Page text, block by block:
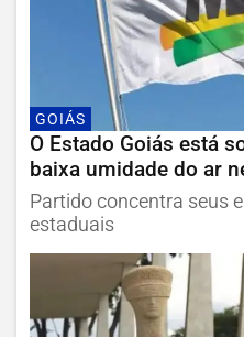
GOIÁS
O Estado Goiás está
baixa umidade do ar
Partido concentra seus
estaduais